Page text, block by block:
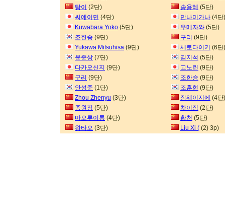
탕이 (2단) 송용혜 (5단)
씨에이민 (4단) 만나미가나 (4단)
Kuwabara Yoko (5단) 우메자와 (5단)
조한승 (9단) 구리 (9단)
Yukawa Mitsuhisa (9단) 세토다이키 (6단)
윤준상 (7단) 김지석 (5단)
다카오신지 (9단) 고노린 (9단)
구리 (9단) 조한승 (9단)
안성준 (1단) 조훈현 (9단)
Zhou Zhenyu (3단) 장웨이지에 (4단)
종원징 (5단) 차이징 (2단)
마오루이롱 (4단) 황천 (5단)
왕타오 (3단) Liu Xi ( (2) 3p)